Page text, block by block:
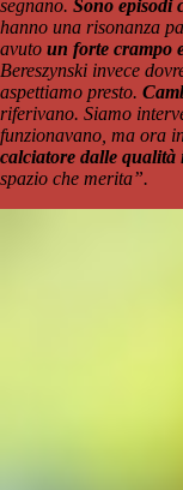
segnano. Sono episodi
hanno una risonanza
avuto un forte crampo
Bereszynski invece
aspettiamo presto.
riferivano. Siamo
funzionavano, ma ora
calciatore dalle qualità
spazio che merita”.